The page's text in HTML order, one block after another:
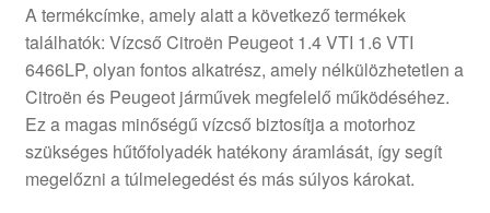
Kifizetések
Panasz
Panaszkezelési szabályzat
A termékcímke, amely alatt a következő termékek
találhatók: Vízcső Citroën Peugeot 1.4 VTI 1.6 VTI
6466LP, olyan fontos alkatrész, amely nélkülözhetetlen a
Citroën és Peugeot járművek megfelelő működéséhez.
Ez a magas minőségű vízcső biztosítja a motorhoz
szükséges hűtőfolyadék hatékony áramlását, így segít
megelőzni a túlmelegedést és más súlyos károkat.